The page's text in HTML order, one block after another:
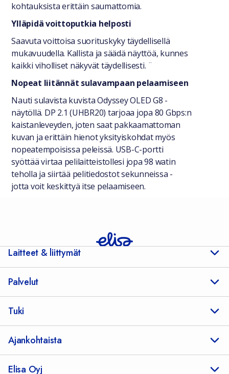
kohtauksista erittäin saumattomia.
Ylläpidä voittoputkia helposti
Saavuta voittoisa suorituskyky täydellisellä
mukavuudella. Kallista ja säädä näyttöä, kunnes
kaikki viholliset näkyvät täydellisesti. ¨
Nopeat liitännät sulavampaan pelaamiseen
Nauti sulavista kuvista Odyssey OLED G8 -
näytöllä. DP 2.1 (UHBR20) tarjoaa jopa 80 Gbps:n
kaistanleveyden, joten saat pakkaamattoman
kuvan ja erittäin hienot yksityiskohdat myös
nopeatempoisissa peleissä. USB-C-portti
syöttää virtaa pelilaitteistollesi jopa 98 watin
teholla ja siirtää pelitiedostot sekunneissa -
jotta voit keskittyä itse pelaamiseen.
Laitteet & liittymät
Palvelut
Tuki
Ajankohtaista
Elisa Oyj